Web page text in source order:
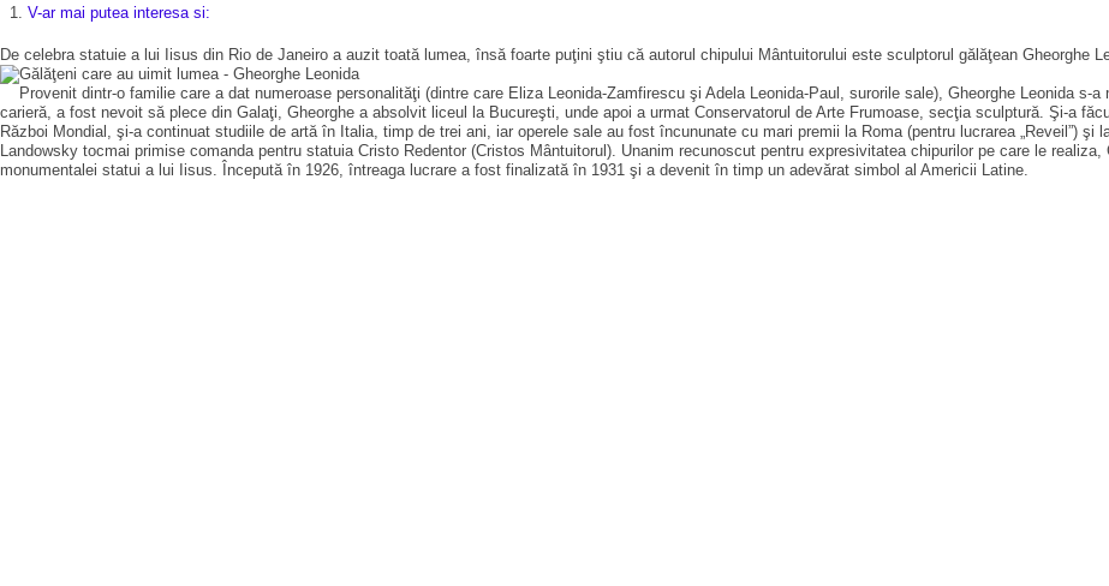
V-ar mai putea interesa si:
De celebra statuie a lui Iisus din Rio de Janeiro a auzit toată lumea, însă foarte puţini ştiu că autorul chipului Mântuitorului este sculptorul gălăţean Gheorghe
Provenit dintr-o familie care a dat numeroase personalităţi (dintre care Eliza Leonida-Zamfirescu şi Adela Leonida-Paul, surorile sale), Gheorghe Leonida s-
carieră, a fost nevoit să plece din Galaţi, Gheorghe a absolvit liceul la Bucureşti, unde apoi a urmat Conservatorul de Arte Frumoase, secţia sculptură. Şi-a
Război Mondial, şi-a continuat studiile de artă în Italia, timp de trei ani, iar operele sale au fost încununate cu mari premii la Roma (pentru lucrarea „Reveil”)
Landowsky tocmai primise comanda pentru statuia Cristo Redentor (Cristos Mântuitorul). Unanim recunoscut pentru expresivitatea chipurilor pe care le
monumentalei statui a lui Iisus. Începută în 1926, întreaga lucrare a fost finalizată în 1931 şi a devenit în timp un adevărat simbol al Americii Latine.